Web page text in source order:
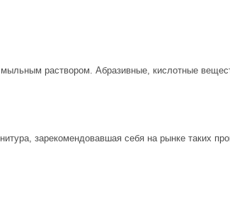
раствором. Абразивные, кислотные
зарекомендовавшая себя на рынке таких